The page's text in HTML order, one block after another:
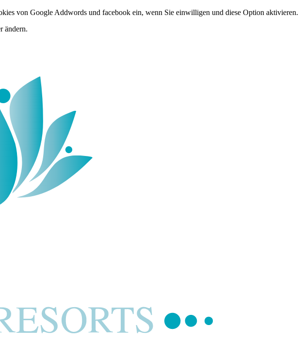
von Google Addwords und facebook ein, wenn Sie einwilligen und diese Option aktivieren.
ändern.